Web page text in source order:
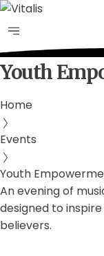
Youth
Home
Events
Youth
An evening of
designed to
believers.